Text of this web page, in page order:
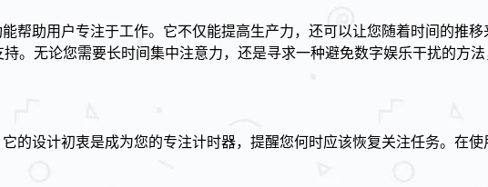
帮助用户专注于工作。它不仅能提高生产力，还可以让您随着时间的推
。无论您需要长时间集中注意力，还是寻求一种避免数字娱乐干扰的方法
的设计初衷是成为您的专注计时器，提醒您何时应该恢复关注任务。在